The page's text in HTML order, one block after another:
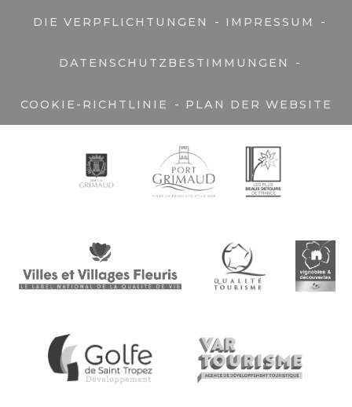
DIE VERPFLICHTUNGEN - IMPRESSUM -
DATENSCHUTZBESTIMMUNGEN -
COOKIE-RICHTLINIE - PLAN DER WEBSITE